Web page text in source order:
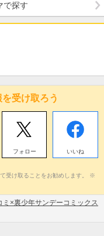
で探す
受け取ろう
フォロー いいね
受け取ることをお勧めします。 ※
ミ×裏少年サンデーコミックス